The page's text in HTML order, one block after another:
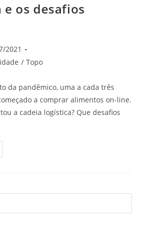
os desafios
2021
/ Topo
da pandêmico, uma a cada três
a comprar alimentos on-line.
a cadeia logística? Que desafios